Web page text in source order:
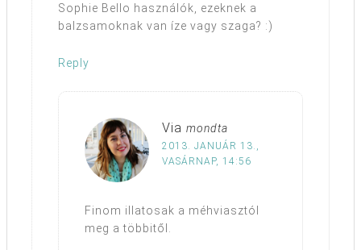
Sophie Bello használók, ezeknek a
balzsamoknak van íze vagy szaga? :)
Reply
Via mondta
2013. JANUÁR 13.,
VASÁRNAP, 14:56
Finom illatosak a méhviasztól
meg a többitől.